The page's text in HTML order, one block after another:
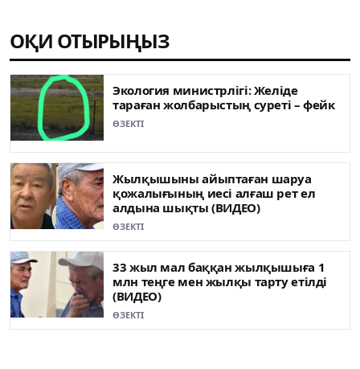
ОҚИ ОТЫРЫҢЫЗ
Экология министрлігі: Желіде
тараған жолбарыстың суреті – фейк
ӨЗЕКТІ
Жылқышыны айыптаған шаруа
қожалығының иесі алғаш рет ел
алдына шықты (ВИДЕО)
ӨЗЕКТІ
33 жыл мал баққан жылқышыға 1
млн теңге мен жылқы тарту етілді
(ВИДЕО)
ӨЗЕКТІ